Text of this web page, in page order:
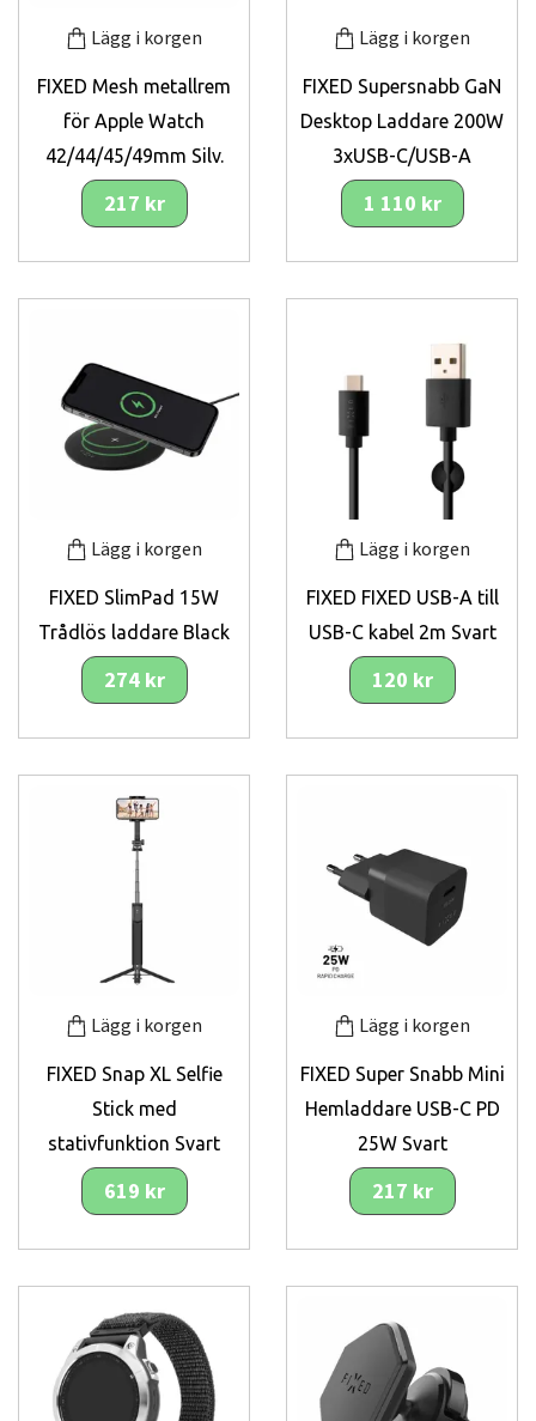
Lägg i korgen
FIXED Mesh metallrem
för Apple Watch
42/44/45/49mm Silv.
217 kr
Lägg i korgen
FIXED Supersnabb GaN
Desktop Laddare 200W
3xUSB-C/USB-A
1 110 kr
Lägg i korgen
FIXED SlimPad 15W
Trådlös laddare Black
274 kr
Lägg i korgen
FIXED FIXED USB-A till
USB-C kabel 2m Svart
120 kr
Lägg i korgen
FIXED Snap XL Selfie
Stick med
stativfunktion Svart
619 kr
Lägg i korgen
FIXED Super Snabb Mini
Hemladdare USB-C PD
25W Svart
217 kr